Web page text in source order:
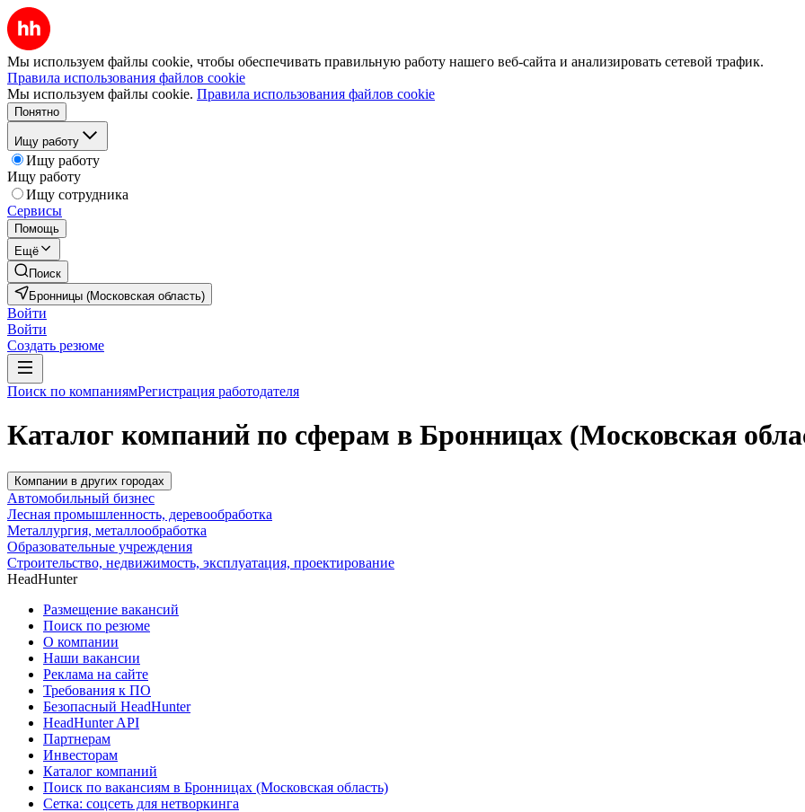
Мы используем файлы cookie, чтобы обеспечивать правильную работу нашего веб-сайта и анализировать сетевой трафик.
Правила использования файлов cookie
Мы используем файлы cookie. Правила использования файлов cookie
Понятно
Ищу работу
Ищу работу
Ищу работу
Ищу сотрудника
Сервисы
Помощь
Ещё
Поиск
Бронницы (Московская область)
Войти
Войти
Создать резюме
Поиск по компаниямРегистрация работодателя
Каталог компаний по сферам в Бронницах (Московская
Компании в других городах
Автомобильный бизнес
Лесная промышленность, деревообработка
Металлургия, металлообработка
Образовательные учреждения
Строительство, недвижимость, эксплуатация, проектирование
HeadHunter
Размещение вакансий
Поиск по резюме
О компании
Наши вакансии
Реклама на сайте
Требования к ПО
Безопасный HeadHunter
HeadHunter API
Партнерам
Инвесторам
Каталог компаний
Поиск по вакансиям в Бронницах (Московская область)
Сетка: соцсеть для нетворкинга